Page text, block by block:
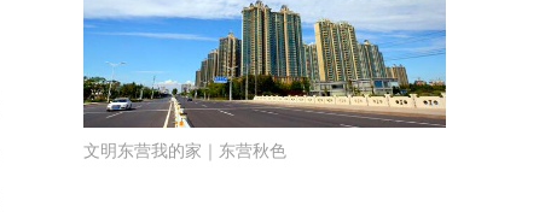
文明东营我的家｜东营秋色